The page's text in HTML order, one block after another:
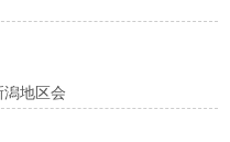
地区会